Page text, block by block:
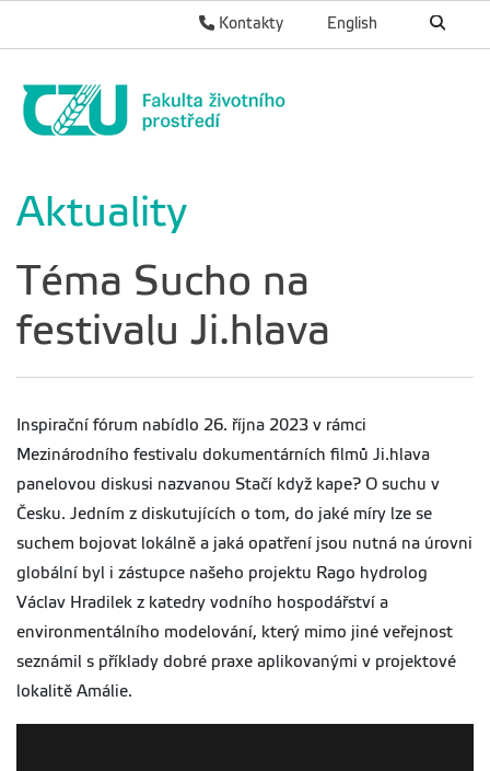
English
Kontakty
Aktuality
Téma Sucho na
festivalu Ji.hlava
Inspirační fórum nabídlo 26. října 2023 v rámci
Mezinárodního festivalu dokumentárních filmů Ji.hlava
panelovou diskusi nazvanou Stačí když kape? O suchu v
Česku. Jedním z diskutujících o tom, do jaké míry lze se
suchem bojovat lokálně a jaká opatření jsou nutná na úrovni
globální byl i zástupce našeho projektu Rago hydrolog
Václav Hradilek z katedry vodního hospodářství a
environmentálního modelování, který mimo jiné veřejnost
seznámil s příklady dobré praxe aplikovanými v projektové
lokalitě Amálie.